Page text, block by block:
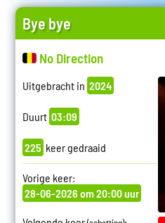
Bye bye
No Direction
Uitgebracht in 2024
Duurt 03:09
225 keer gedraaid
Vorige keer:
28-06-2026 om 20:00 uur